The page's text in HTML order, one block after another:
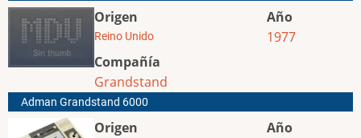
Origen
Reino Unido
Compañía
Grandstand
Año
1977
Adman Grandstand 6000
Origen
Año